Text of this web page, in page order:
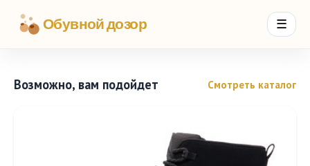
Обувной дозор ☰
Возможно, вам подойдет Смотреть каталог